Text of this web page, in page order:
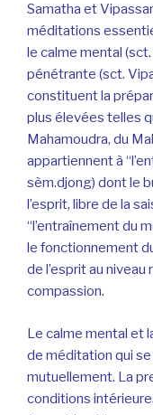
Samatha et
méditations
le calme mental
pénétrante (sct.
constituent la
plus élevées telles
Mahamoudra, du
appartiennent à
sèm.djong) dont le
l’esprit, libre de la
“l’entraînement du
le fonctionnement
de l’esprit au niveau
compassion.
Le calme mental et
de méditation qui
mutuellement. La
conditions